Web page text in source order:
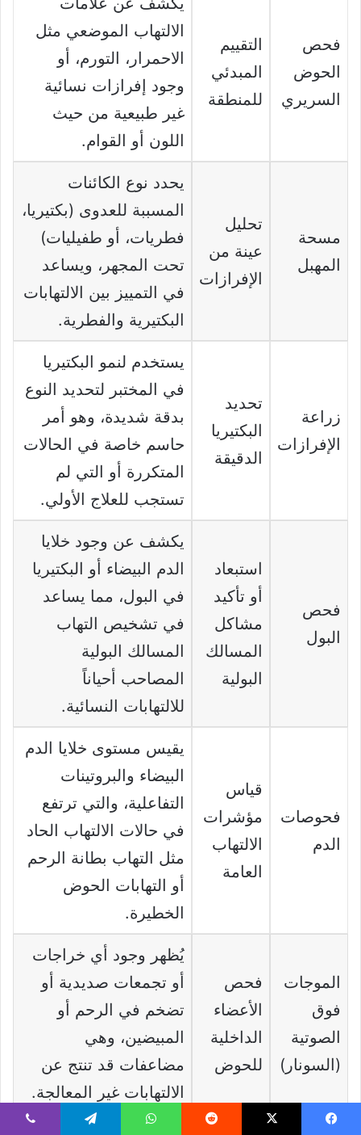
فحص
الحوض
السريري
التقييم
المبدئي
للمنطقة
الالتهاب الموضعي مثل
الاحمرار، التورم، أو
وجود إفرازات نسائية
غير طبيعية من حيث
اللون أو القوام.
مسحة
المهبل
تحليل
عينة من
الإفرازات
يحدد نوع الكائنات
المسببة للعدوى (بكتيريا،
فطريات، أو طفيليات)
تحت المجهر، ويساعد
في التمييز بين الالتهابات
البكتيرية والفطرية.
زراعة
الإفرازات
تحديد
البكتيريا
الدقيقة
يستخدم لنمو البكتيريا
في المختبر لتحديد النوع
بدقة شديدة، وهو أمر
حاسم خاصة في الحالات
المتكررة أو التي لم
تستجب للعلاج الأولي.
فحص
البول
استبعاد
أو تأكيد
مشاكل
المسالك
البولية
يكشف عن وجود خلايا
الدم البيضاء أو البكتيريا
في البول، مما يساعد
في تشخيص التهاب
المسالك البولية
المصاحب أحياناً
للالتهابات النسائية.
فحوصات
الدم
قياس
مؤشرات
الالتهاب
العامة
يقيس مستوى خلايا الدم
البيضاء والبروتينات
التفاعلية، والتي ترتفع
في حالات الالتهاب الحاد
مثل التهاب بطانة الرحم
أو التهابات الحوض
الخطيرة.
الموجات
فوق
الصوتية
(السونار)
فحص
الأعضاء
الداخلية
للحوض
يُظهر وجود أي خراجات
أو تجمعات صديدية أو
تضخم في الرحم أو
المبيضين، وهي
مضاعفات قد تنتج عن
الالتهابات غير المعالجة.